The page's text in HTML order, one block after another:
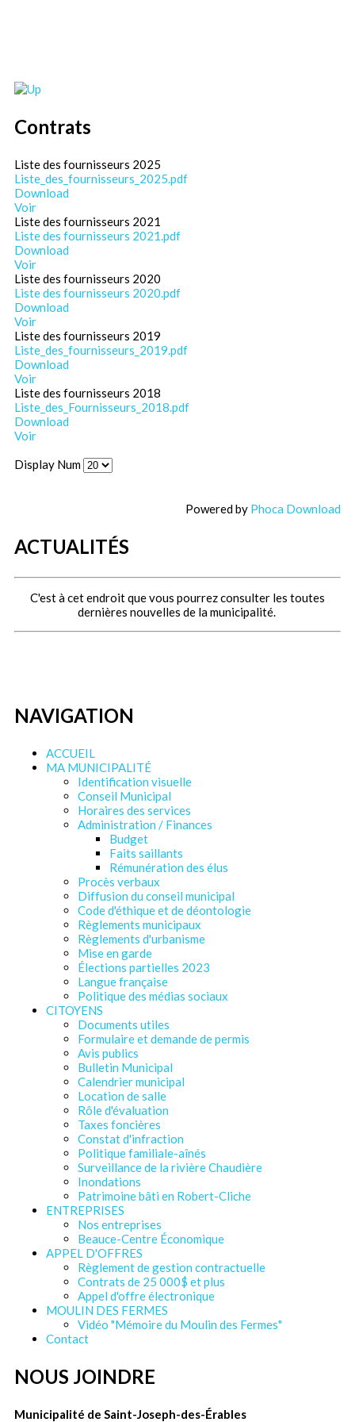
Contrats
Liste des fournisseurs 2025
Liste_des_fournisseurs_2025.pdf
Download
Voir
Liste des fournisseurs 2021
Liste des fournisseurs 2021.pdf
Download
Voir
Liste des fournisseurs 2020
Liste des fournisseurs 2020.pdf
Download
Voir
Liste des fournisseurs 2019
Liste_des_fournisseurs_2019.pdf
Download
Voir
Liste des fournisseurs 2018
Liste_des_Fournisseurs_2018.pdf
Download
Voir
Display Num
Powered by Phoca Download
ACTUALITÉS
C'est à cet endroit que vous pourrez consulter les toutes
dernières nouvelles de la municipalité.
NAVIGATION
ACCUEIL
MA MUNICIPALITÉ
Identification visuelle
Conseil Municipal
Horaires des services
Administration / Finances
Budget
Faits saillants
Rémunération des élus
Procès verbaux
Diffusion du conseil municipal
Code d'éthique et de déontologie
Règlements municipaux
Règlements d'urbanisme
Mise en garde
Élections partielles 2023
Langue française
Politique des médias sociaux
CITOYENS
Documents utiles
Formulaire et demande de permis
Avis publics
Bulletin Municipal
Calendrier municipal
Location de salle
Rôle d'évaluation
Taxes foncières
Constat d'infraction
Politique familiale-aînés
Surveillance de la rivière Chaudière
Inondations
Patrimoine bâti en Robert-Cliche
ENTREPRISES
Nos entreprises
Beauce-Centre Économique
APPEL D'OFFRES
Règlement de gestion contractuelle
Contrats de 25 000$ et plus
Appel d'offre électronique
MOULIN DES FERMES
Vidéo "Mémoire du Moulin des Fermes"
Contact
NOUS JOINDRE
Municipalité de Saint-Joseph-des-Érables